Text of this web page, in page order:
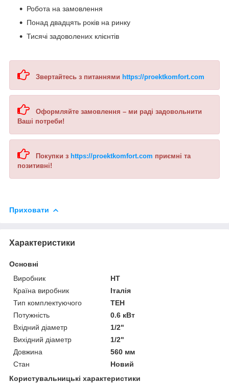
Робота на замовлення
Понад двадцять років на ринку
Тисячі задоволених клієнтів
Звертайтесь з питаннями https://proektkomfort.com
Оформляйте замовлення – ми раді задовольнити
Ваші потреби!
Покупки з https://proektkomfort.com приємні та
позитивні!
Приховати
Характеристики
Основні
Виробник
HT
Країна виробник
Італія
Тип комплектуючого
ТЕН
Потужність
0.6 кВт
Вхідний діаметр
1/2"
Вихідний діаметр
1/2"
Довжина
560 мм
Стан
Новий
Користувальницькі характеристики